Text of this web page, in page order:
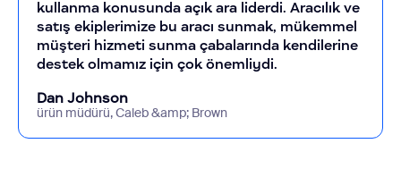
kullanma konusunda açık ara liderdi. Aracılık ve
satış ekiplerimize bu aracı sunmak, mükemmel
müşteri hizmeti sunma çabalarında kendilerine
destek olmamız için çok önemliydi.
Dan Johnson
ürün müdürü, Caleb &amp; Brown